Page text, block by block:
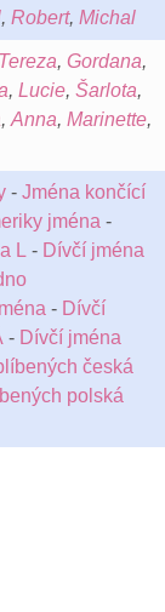
, Robert, Michal
Tereza, Gordana,
, Lucie, Šarlota,
, Anna, Marinette,
- Jména končící
jména -
L - Dívčí jména
- Dívčí
- Dívčí jména
česká
polská